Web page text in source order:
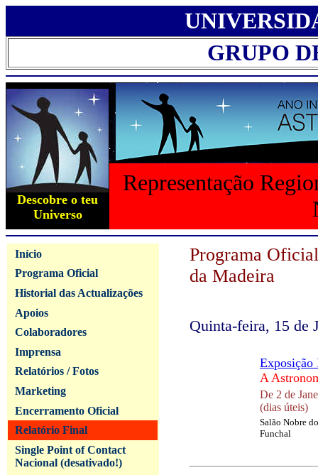
GRUPO
Descobre o teu
Universo
Representação
Início
Programa Oficial
Historial das Actualizações
Apoios
Colaboradores
Imprensa
Relatórios / Fotos
Marketing
Encerramento Oficial
Relatório Final
Single Point of Contact
Nacional (desativado!)
Programa
da Madeira
Quinta-feira, 15 de
Exposição
A
De 2 de
(dias úteis)
Salão Nobre
Funchal